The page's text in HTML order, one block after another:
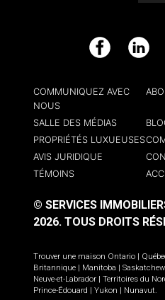
Facebook LinkedIn
COMMUNIQUEZ AVEC
NOUS
SALLE DES MÉDIAS
PROPRIÉTÉS LUXUEUSES
AVIS JURIDIQUE
TÉMOINS
© SERVICES
2026. TOUS DROITS
Trouver une maison Ontario |
Britannique | Manitoba |
Neuve-et-Labrador | Territoires du
Prince-Édouard | Yukon | Nunavut.